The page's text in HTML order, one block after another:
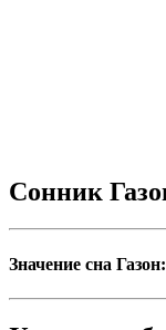
Сонник
Значение сна Газон: